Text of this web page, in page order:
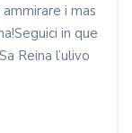
i mas
in que
Reina l’ulivo